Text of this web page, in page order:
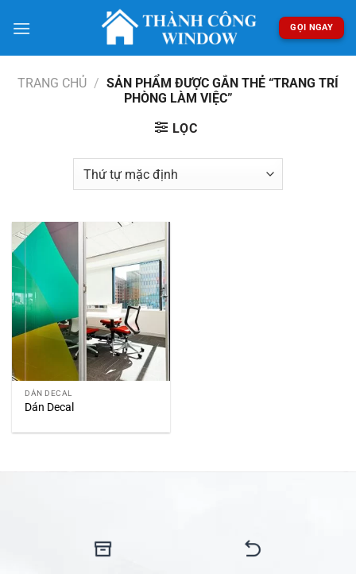
qua
GỌI NGAY
TRANG CHỦ / SẢN PHẨM ĐƯỢC GẮN THẺ “TRANG TRÍ
PHÒNG LÀM VIỆC”
LỌC
DÁN DECAL
Dán Decal